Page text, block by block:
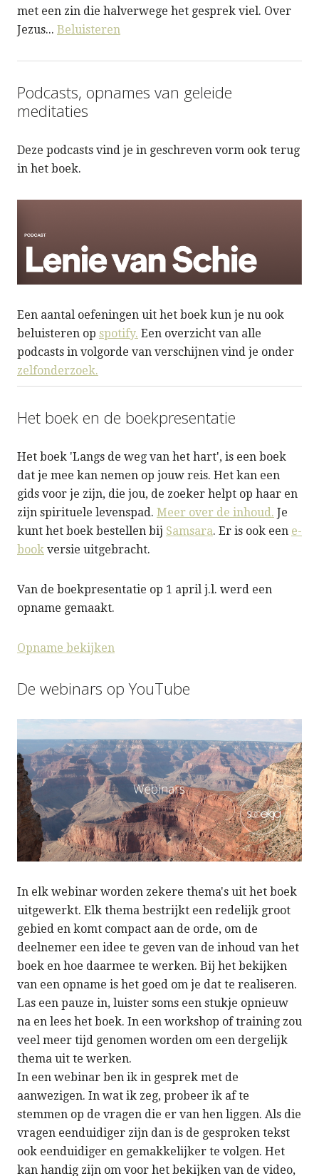
met een zin die halverwege het gesprek viel. Over
Jezus... Beluisteren
Podcasts, opnames van geleide
meditaties
Deze podcasts vind je in geschreven vorm ook terug
in het boek.
Een aantal oefeningen uit het boek kun je nu ook
beluisteren op spotify. Een overzicht van alle
podcasts in volgorde van verschijnen vind je onder
zelfonderzoek.
Het boek en de boekpresentatie
Het boek 'Langs de weg van het hart', is een boek
dat je mee kan nemen op jouw reis. Het kan een
gids voor je zijn, die jou, de zoeker helpt op haar en
zijn spirituele levenspad. Meer over de inhoud. Je
kunt het boek bestellen bij Samsara. Er is ook een e-
book versie uitgebracht.
Van de boekpresentatie op 1 april j.l. werd een
opname gemaakt.
Opname bekijken
De webinars op YouTube
In elk webinar worden zekere thema's uit het boek
uitgewerkt. Elk thema bestrijkt een redelijk groot
gebied en komt compact aan de orde, om de
deelnemer een idee te geven van de inhoud van het
boek en hoe daarmee te werken. Bij het bekijken
van een opname is het goed om je dat te realiseren.
Las een pauze in, luister soms een stukje opnieuw
na en lees het boek. In een workshop of training zou
veel meer tijd genomen worden om een dergelijk
thema uit te werken.
In een webinar ben ik in gesprek met de
aanwezigen. In wat ik zeg, probeer ik af te
stemmen op de vragen die er van hen liggen. Als die
vragen eenduidiger zijn dan is de gesproken tekst
ook eenduidiger en gemakkelijker te volgen. Het
kan handig zijn om voor het bekijken van de video,